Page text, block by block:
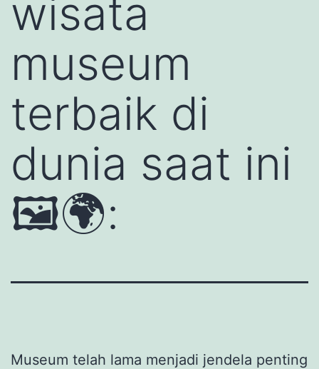
wisata
museum
terbaik di
dunia saat ini
🖼️🌍:
Museum telah lama menjadi jendela penting